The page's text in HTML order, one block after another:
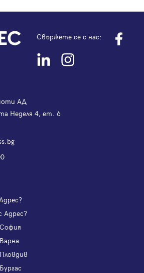
Свържете се с нас:
АД
Неделя 4, ет. 6
Адрес?